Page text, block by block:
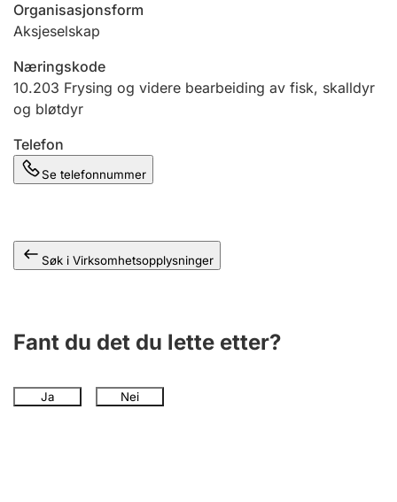
Offentlig sektor
Andre tema
Organisasjonsform
Aksjeselskap
Næringskode
10.203 Frysing og videre bearbeiding av fisk, skalldyr
og bløtdyr
Telefon
Se telefonnummer
Søk i Virksomhetsopplysninger
Fant du det du lette etter?
Ja Nei